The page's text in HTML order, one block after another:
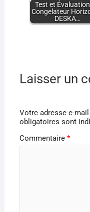
Test et
Congelateur
DESKA…
Laisser un
Votre adresse e-
obligatoires sont
Commentaire *